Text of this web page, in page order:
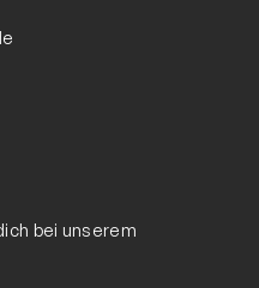
bei unserem